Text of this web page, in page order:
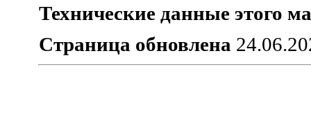
Технические данные этого
Страница обновлена